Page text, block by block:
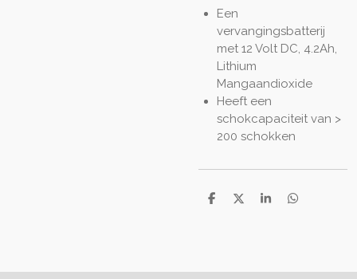
Een
vervangingsbatterij
met 12 Volt DC, 4.2Ah,
Lithium
Mangaandioxide
Heeft een
schokcapaciteit van >
200 schokken
D
D
S
D